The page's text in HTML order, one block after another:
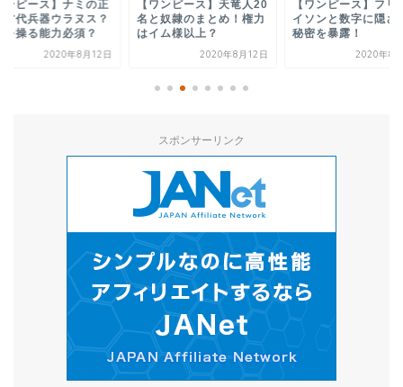
ンピース】ナミの正
古代兵器ウラヌス？
を操る能力必須？
2020年8月12日
【ワンピース】天竜人20
名と奴隷のまとめ！権力
はイム様以上？
2020年8月12日
【ワンピース】フリ
イソンと数字に隠さ
秘密を暴露！
2020年8
スポンサーリンク